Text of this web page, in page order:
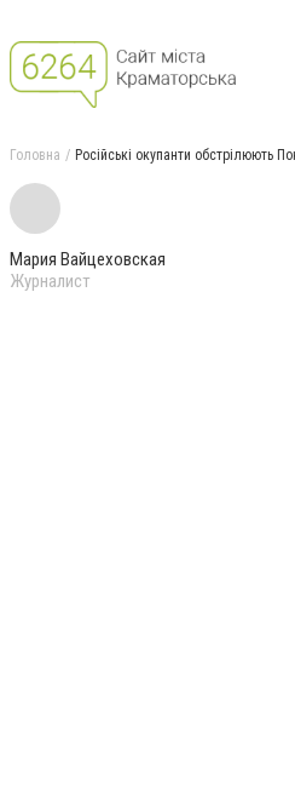
Головна Російські окупанти обстрілюють
Мария Вайцеховская
Журналист